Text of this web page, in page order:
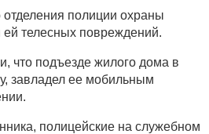
полиции охраны
телесных повреждений.
что подъезде жилого дома в
завладел ее мобильным
полицейские на служебном